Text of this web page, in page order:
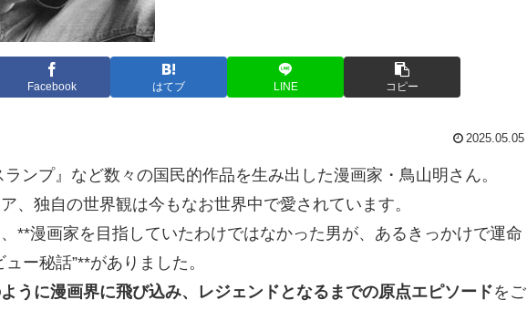
Facebook はてブ LINE コピー
2025.05.05
ランプ』など数々の国民的作品を生み出した漫画家・鳥山明さん。
、独自の世界観は今もなお世界中で愛されています。
**漫画家を目指していたわけではなかった男が、あるきっかけで運命
ー秘話”**がありました。
うに漫画界に飛び込み、レジェンドとなるまでの原点エピソードをご